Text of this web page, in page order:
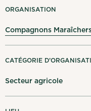
Mes notifications
ORGANISATION
Compagnons
CATÉGORIE
Secteur agricole